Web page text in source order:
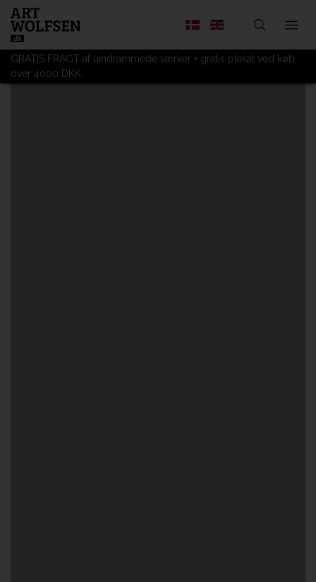
GRATIS FRAGT af uindrammede værker + gratis plakat ved køb
over 4000 DKK.